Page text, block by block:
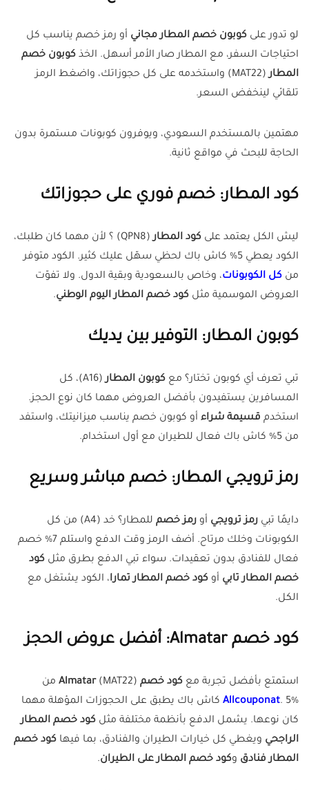
لو تدور على كوبون خصم المطار مجاني أو رمز خصم يناسب كل
احتياجات السفر، مع المطار صار الأمر أسهل. الخذ كوبون خصم
المطار
(MAT22) واستخدمه على كل حجوزاتك، واضغط الرمز
تلقائي لينخفض السعر.
مهتمين بالمستخدم السعودي، ويوفرون كوبونات مستمرة بدون
الحاجة للبحث في مواقع ثانية.
كود المطار: خصم فوري على حجوزاتك
ليش الكل يعتمد على كود المطار
(QPN8) ؟ لأن مهما كان طلبك،
الكود يعطي 5% كاش باك لحظي سهّل عليك كثير. الكود متوفر
من كل الكوبونات، وخاص بالسعودية وبقية الدول. ولا تفوّت
العروض الموسمية مثل كود خصم المطار اليوم الوطني.
كوبون المطار: التوفير بين يديك
تبي تعرف أي كوبون تختار؟ مع كوبون المطار
(A16)، كل
المسافرين يستفيدون بأفضل العروض مهما كان نوع الحجز.
استخدم قسيمة شراء أو كوبون خصم يناسب ميزانيتك، واستفد
من 5% كاش باك فعال للطيران مع أول استخدام.
رمز ترويجي المطار: خصم مباشر وسريع
دايمًا تبي رمز ترويجي أو رمز خصم
للمطار؟ خد (A4) من كل
الكوبونات وخلك مرتاح. أضف الرمز وقت الدفع واستلم 7% خصم
فعال للفنادق بدون تعقيدات. سواء تبي الدفع بطرق مثل كود
خصم المطار تابي أو كود خصم المطار تمارا، الكود يشتغل مع
الكل.
كود خصم Almatar: أفضل عروض الحجز
استمتع بأفضل تجربة مع كود خصم Almatar (MAT22) من
Allcouponat . 5% كاش باك يطبق على الحجوزات المؤهلة مهما
كان نوعها. يشمل الدفع بأنظمة مختلفة مثل كود خصم المطار
الراجحي ويغطي كل خيارات الطيران والفنادق، بما فيها كود خصم
المطار فنادق وكود خصم المطار على الطيران.